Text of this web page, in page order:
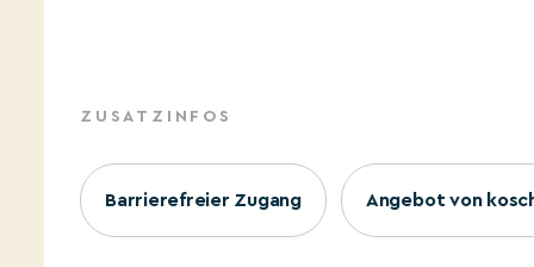
ZUSATZINFOS
Barrierefreier Zugang Angebot von